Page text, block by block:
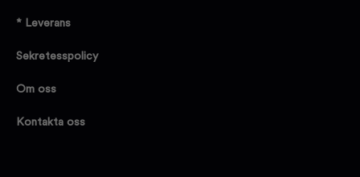
* Leverans
Sekretesspolicy
Om oss
Kontakta oss